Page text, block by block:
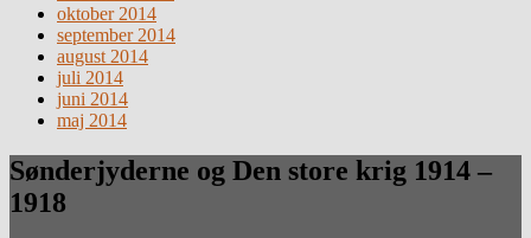
oktober 2014
september 2014
august 2014
juli 2014
juni 2014
maj 2014
Sønderjyderne og Den store krig 1914 –
1918